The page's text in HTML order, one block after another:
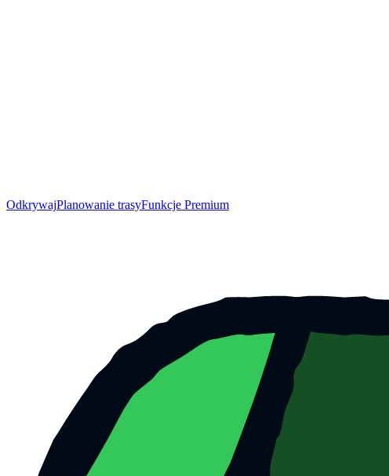
OdkrywajPlanowanie trasyFunkcje Premium